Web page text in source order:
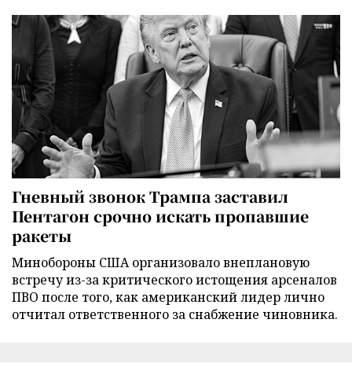
Гневный звонок Трампа заставил
Пентагон срочно искать пропавшие
ракеты
Минобороны США организовало внеплановую
встречу из-за критического истощения арсеналов
ПВО после того, как американский лидер лично
отчитал ответственного за снабжение чиновника.